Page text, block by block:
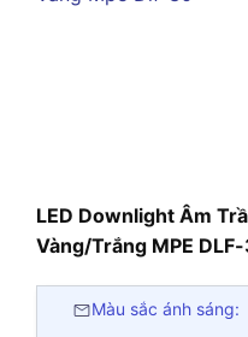
LED Downlight Âm
Vàng/Trắng MPE
Màu sắc ánh sáng: